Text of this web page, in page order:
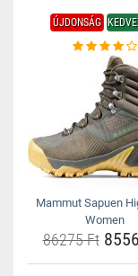
ÚJDONSÁG
Mammut Sapuen
Women
86275 Ft